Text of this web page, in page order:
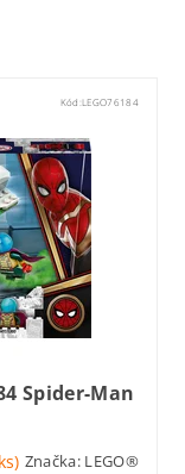
Kód:LEGO76184
Spider-Man
Značka: LEGO®